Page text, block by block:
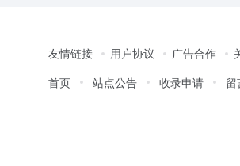
友情链接 用户协议 广告合作
首页
站点公告 收录申请